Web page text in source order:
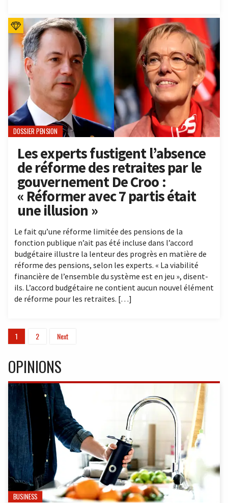
DOSSIER PENSION
Les experts fustigent l’absence
de réforme des retraites par le
gouvernement De Croo :
« Réformer avec 7 partis était
une illusion »
Le fait qu’une réforme limitée des pensions de la
fonction publique n’ait pas été incluse dans l’accord
budgétaire illustre la lenteur des progrès en matière de
réforme des pensions, selon les experts. « La viabilité
financière de l’ensemble du système est en jeu », disent-
ils. L’accord budgétaire ne contient aucun nouvel élément
de réforme pour les retraites. […]
1 2 Next
OPINIONS
BUSINESS